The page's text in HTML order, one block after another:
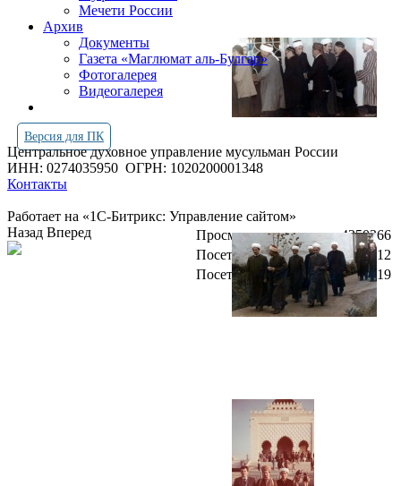
Мечети России
Архив
Документы
Газета «Маглюмат аль-Булгар»
Фотогалерея
Видеогалерея
Версия для ПК
Центральное духовное управление мусульман России
ИНН: 0274035950 ОГРН: 1020200001348
Контакты
Работает на «1С-Битрикс: Управление сайтом»
Просмотров всего:
4250366
Посетителей сегодня:
812
Посетителей в онлайн:
19
Назад Вперед